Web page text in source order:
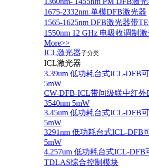
1675-2332nm 单模DFB激光器
1565-1625nm DFB激光器带
1550nm 12 GHz 电吸收调制
More>>
ICL激光器子分类
ICL激光器
3.39um 低功耗台式ICL-DFB
5mW
CW-DFB-ICL带间级联中红外
3540nm 5mW
3.45um 低功耗台式ICL-DFB
5mW
3291nm 低功耗台式ICL-DFB
5mW
4.257um 低功耗台式ICL-
TDLAS综合控制模块